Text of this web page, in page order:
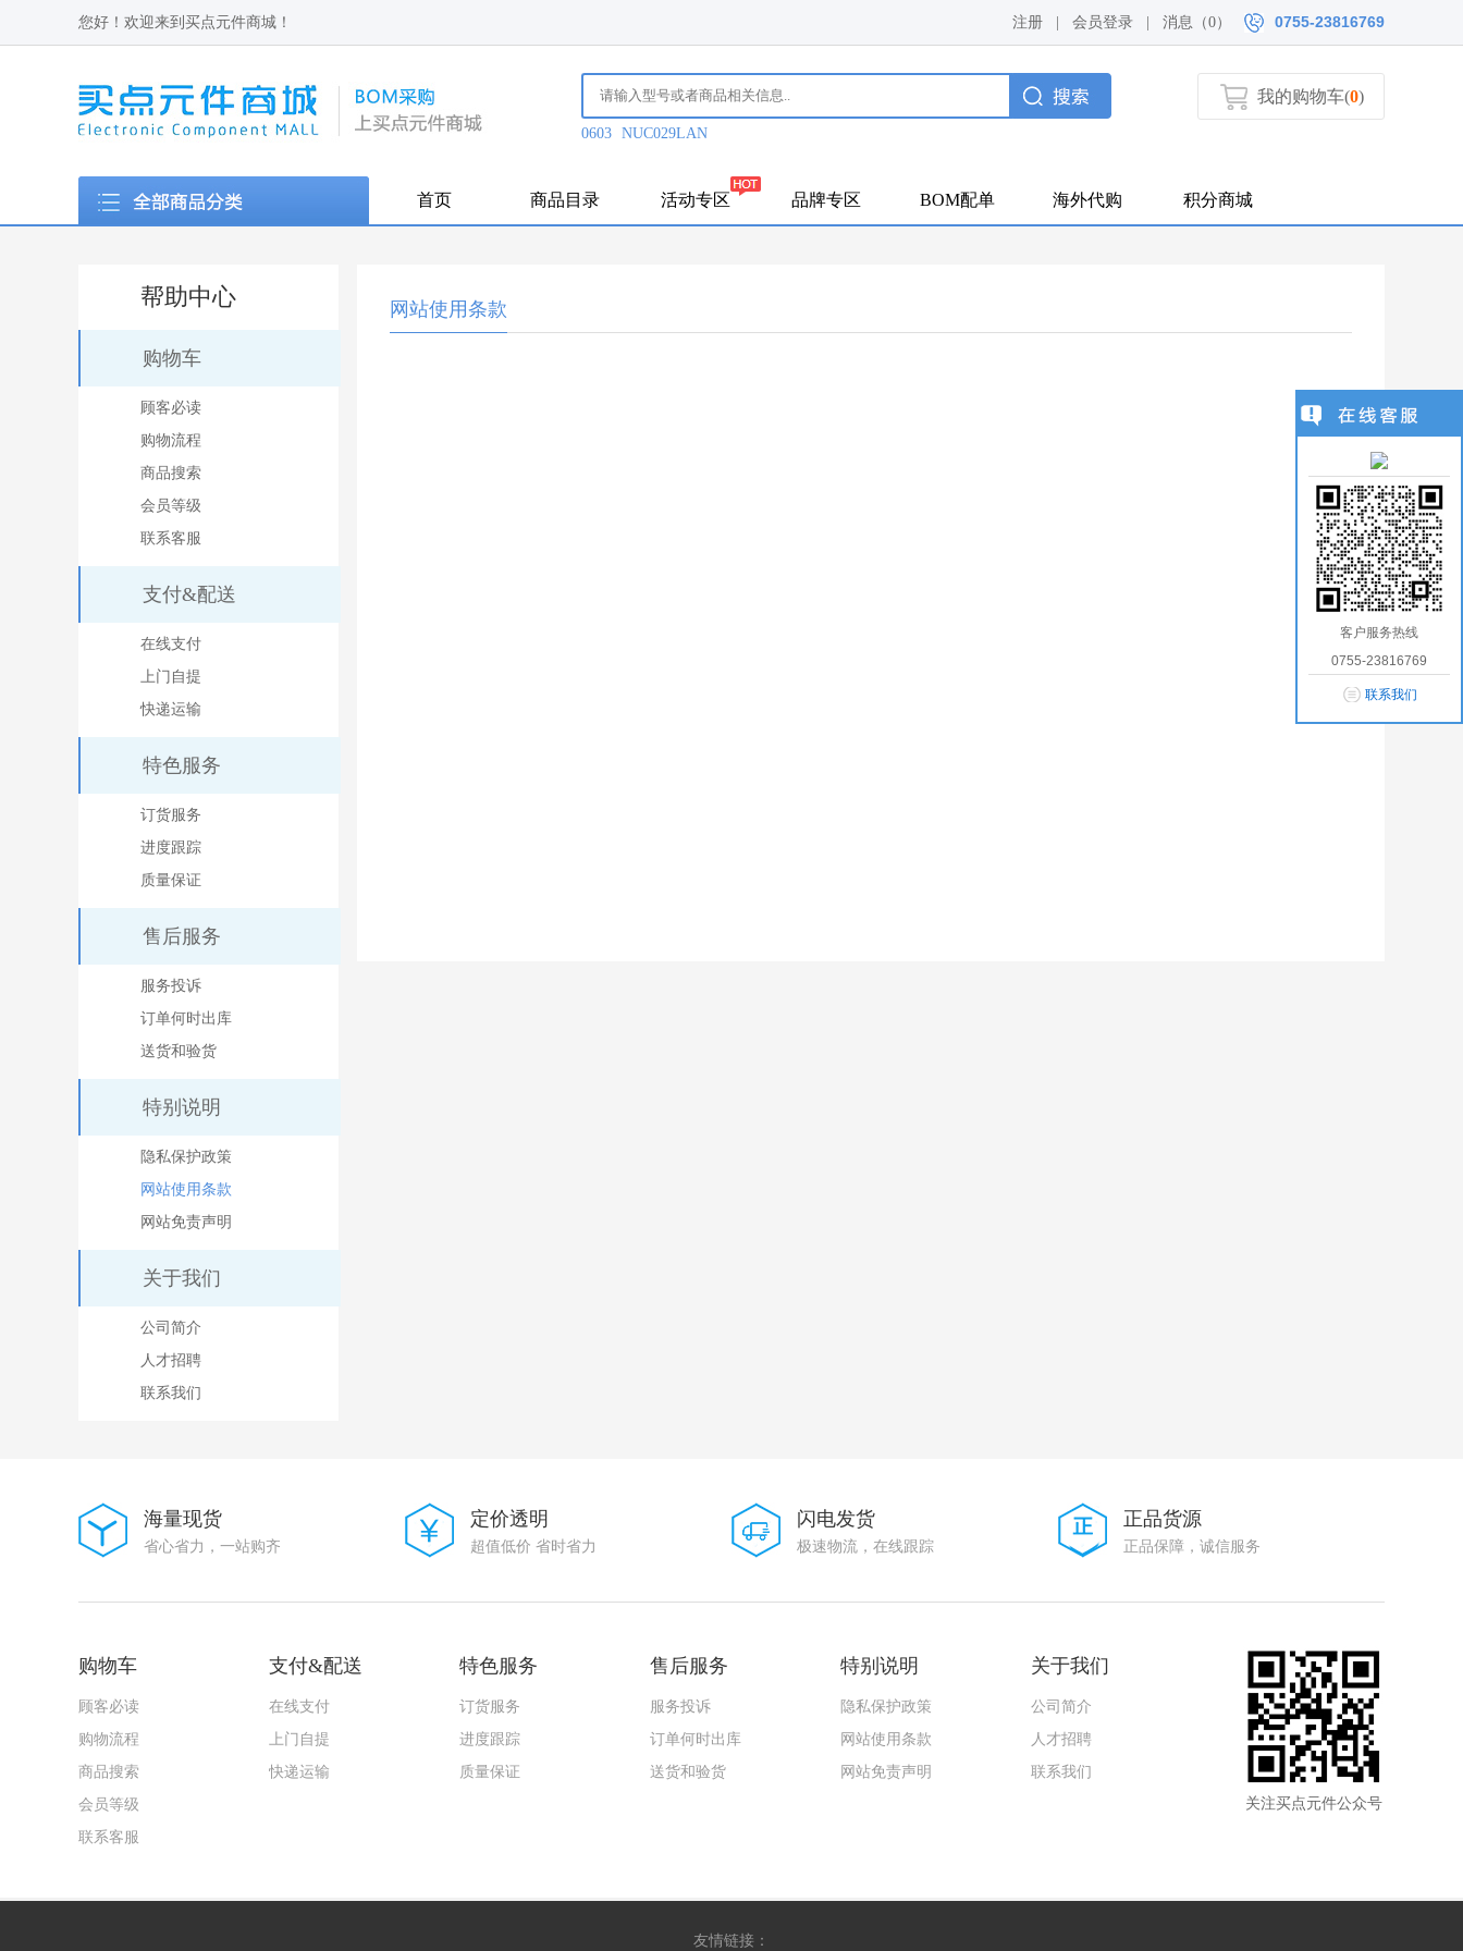
0755-23816769
注册 会员登录 消息（0）
您好！欢迎来到买点元件商城！
我的购物车(0)
0603 NUC029LAN
首页 商品目录 活动专区 品牌专区 BOM配单 海外代购 积分商城
帮助中心
购物车
顾客必读
购物流程
商品搜索
会员等级
联系客服
支付&配送
在线支付
上门自提
快递运输
特色服务
订货服务
进度跟踪
质量保证
售后服务
服务投诉
订单何时出库
送货和验货
特别说明
隐私保护政策
网站使用条款
网站免责声明
关于我们
公司简介
人才招聘
联系我们
网站使用条款
海量现货
省心省力，一站购齐
定价透明
超值低价 省时省力
闪电发货
极速物流，在线跟踪
正品货源
正品保障，诚信服务
关注买点元件公众号
购物车
顾客必读
购物流程
商品搜索
会员等级
联系客服
支付&配送
在线支付
上门自提
快递运输
特色服务
订货服务
进度跟踪
质量保证
售后服务
服务投诉
订单何时出库
送货和验货
特别说明
隐私保护政策
网站使用条款
网站免责声明
关于我们
公司简介
人才招聘
联系我们
友情链接：
客户服务热线
0755-23816769
联系我们